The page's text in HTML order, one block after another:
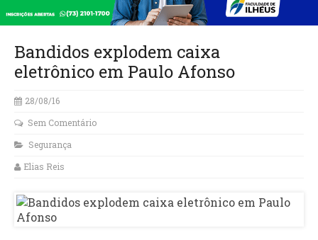
Bandidos explodem caixa
eletrônico em Paulo Afonso
28/08/16
Sem Comentário
Segurança
Elias Reis